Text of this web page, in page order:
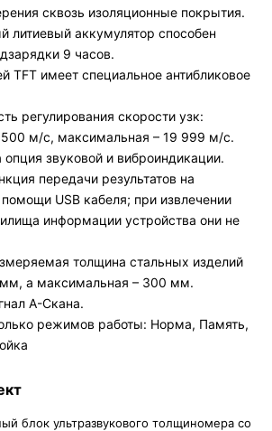
сквозь изоляционные покрытия.
литиевый аккумулятор способен
9 часов.
TFT имеет специальное антибликовое
регулирования скорости узк:
м/с, максимальная – 19 999 м/с.
звуковой и виброиндикации.
передачи результатов на
USB кабеля; при извлечении
информации устройства они не
толщина стальных изделий
мм, а максимальная – 300 мм.
А-Скана.
режимов работы: Норма, Память,
блок ультразвукового толщиномера со